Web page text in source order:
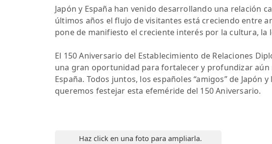
Japón y España han venido desarrollando una relación
últimos años el flujo de visitantes está creciendo entre
pone de manifiesto el creciente interés por la cultura, la
El 150 Aniversario del Establecimiento de Relaciones
una gran oportunidad para fortalecer y profundizar aún
España. Todos juntos, los españoles “amigos” de Japón
queremos festejar esta efeméride del 150 Aniversario.
Haz click en una foto para ampliarla.